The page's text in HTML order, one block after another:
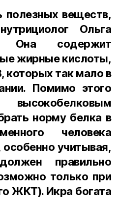
веществ,
Ольга
содержит
жирные кислоты,
которых так мало в
Помимо этого
высокобелковым
норму белка в
человека
учитывая,
правильно
только при
ЖКТ). Икра богата